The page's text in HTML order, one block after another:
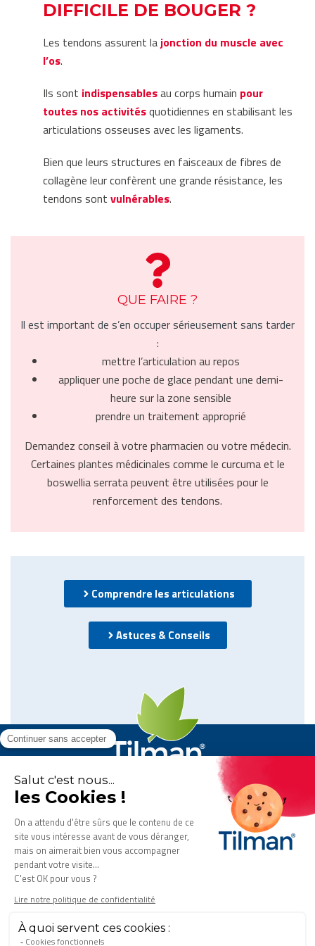
DIFFICILE DE BOUGER ?
Les tendons assurent lajonction du muscle avec
l’os.
Ils sont indispensablesau corps humain pour
toutes nos activitésquotidiennes en stabilisant les
articulations osseuses avec les ligaments.
Bien que leurs structures en faisceaux de fibres de
collagène leur confèrent une grande résistance, les
tendons sont vulnérables.
QUE FAIRE ?
Il est important de s’en occuper sérieusement sans tarder
:
mettre l’articulation au repos
appliquer une poche de glace pendant une demi-
heure sur la zone sensible
prendre un traitement approprié
Demandez conseil à votre pharmacien ou votre médecin.
Certaines plantes médicinales comme le curcuma et le
boswellia serrata peuvent être utilisées pour le
renforcement des tendons.
Comprendre les articulations
Astuces & Conseils
Flexofytolest un produit du laboratoire Tilman
Tous droits réservés. © 2026 Tilman